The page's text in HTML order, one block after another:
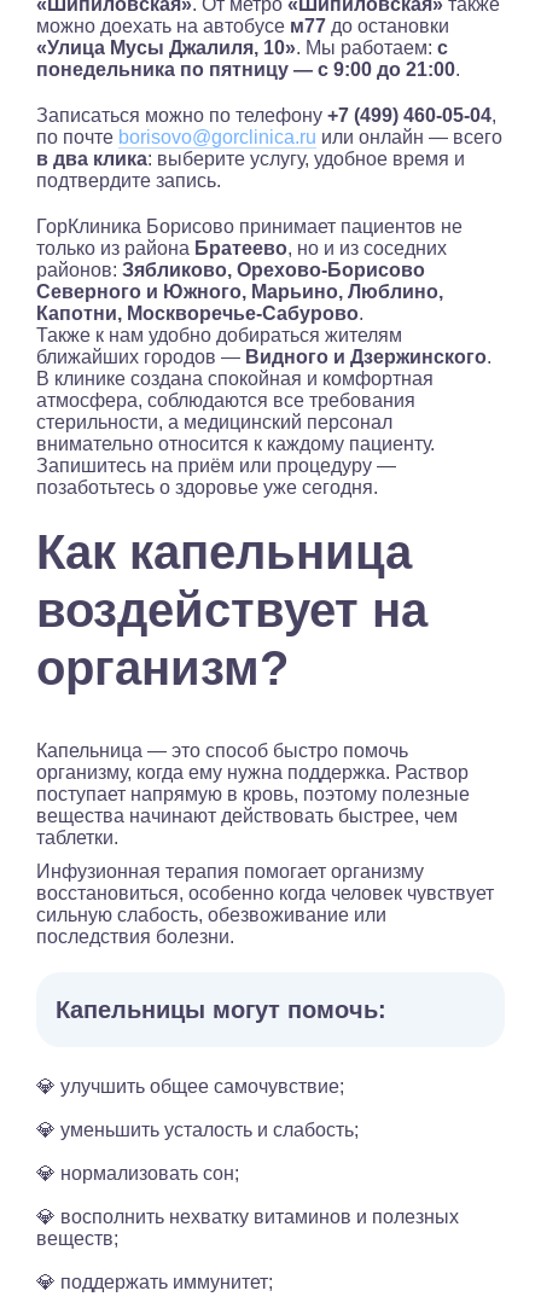
«Шипиловская». От метро «Шипиловская» также
можно доехать на автобусе м77 до остановки
«Улица Мусы Джалиля, 10». Мы работаем: с
понедельника по пятницу — с 9:00 до 21:00.
Записаться можно по телефону +7 (499) 460-05-04,
по почте borisovo@gorclinica.ru или онлайн — всего
в два клика: выберите услугу, удобное время и
подтвердите запись.
ГорКлиника Борисово принимает пациентов не
только из района Братеево, но и из соседних
районов: Зябликово, Орехово-Борисово
Северного и Южного, Марьино, Люблино,
Капотни, Москворечье-Сабурово.
Также к нам удобно добираться жителям
ближайших городов — Видного и Дзержинского.
В клинике создана спокойная и комфортная
атмосфера, соблюдаются все требования
стерильности, а медицинский персонал
внимательно относится к каждому пациенту.
Запишитесь на приём или процедуру —
позаботьтесь о здоровье уже сегодня.
Как капельница
воздействует на
организм?
Капельница — это способ быстро помочь
организму, когда ему нужна поддержка. Раствор
поступает напрямую в кровь, поэтому полезные
вещества начинают действовать быстрее, чем
таблетки.
Инфузионная терапия помогает организму
восстановиться, особенно когда человек чувствует
сильную слабость, обезвоживание или
последствия болезни.
Капельницы могут помочь:
💎 улучшить общее самочувствие;
💎 уменьшить усталость и слабость;
💎 нормализовать сон;
💎 восполнить нехватку витаминов и полезных
веществ;
💎 поддержать иммунитет;